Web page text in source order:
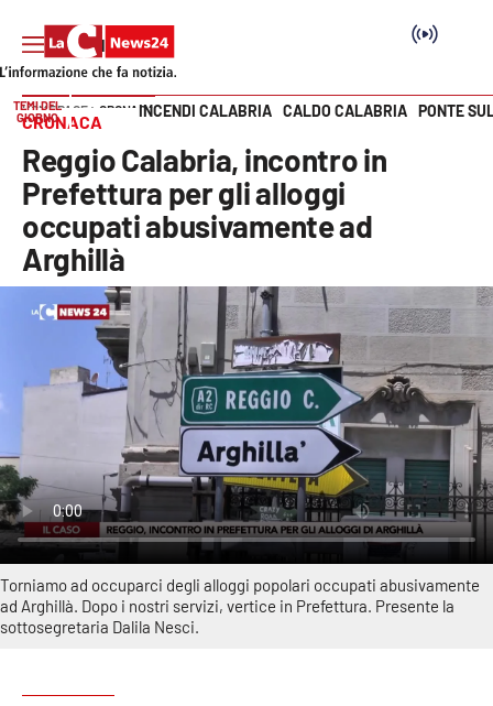
SEZIONI
Cronaca
Politica
Attualità
Economia e lavoro
Italia Mondo
Sanità
Sport
Cultura
Vai
TEMI DEL
GIORNO
INCENDI CALABRIA CALDO CALABRIA PONTE
HOME PAGE CRONACA
CRONACA
Reggio Calabria, incontro in
Prefettura per gli alloggi
occupati abusivamente ad
Arghillà
Torniamo ad occuparci degli alloggi popolari occupati abusivamente
ad Arghillà. Dopo i nostri servizi, vertice in Prefettura. Presente la
sottosegretaria Dalila Nesci.